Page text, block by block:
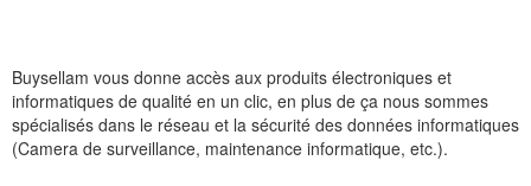
Buysellam vous donne accès aux produits électroniques et
informatiques de qualité en un clic, en plus de ça nous sommes
spécialisés dans le réseau et la sécurité des données informatiques
(Camera de surveillance, maintenance informatique, etc.).